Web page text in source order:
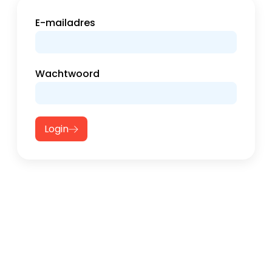
E-mailadres
Wachtwoord
Login